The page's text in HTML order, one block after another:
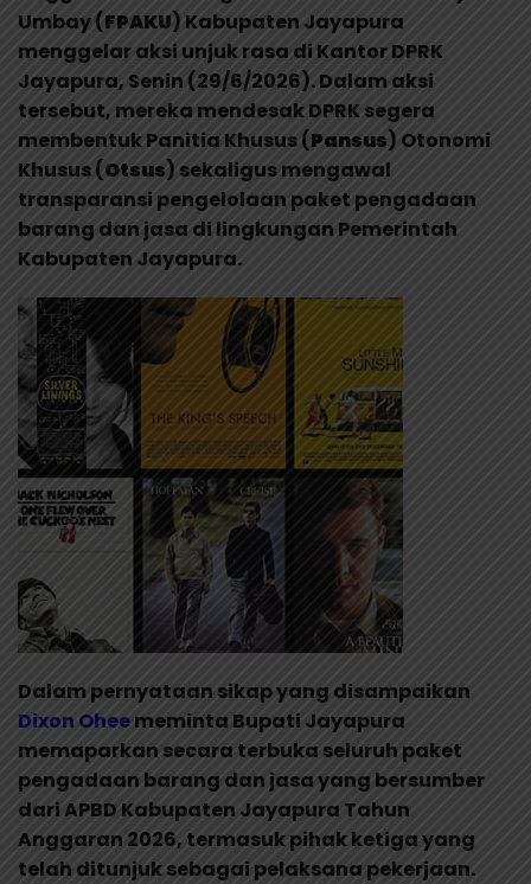
Umbay (FPAKU) Kabupaten Jayapura
menggelar aksi unjuk rasa di Kantor DPRK
Jayapura, Senin (29/6/2026). Dalam aksi
tersebut, mereka mendesak DPRK segera
membentuk Panitia Khusus (Pansus) Otonomi
Khusus (Otsus) sekaligus mengawal
transparansi pengelolaan paket pengadaan
barang dan jasa di lingkungan Pemerintah
Kabupaten Jayapura.
Dalam pernyataan sikap yang disampaikan
Dixon Oheememinta Bupati Jayapura
memaparkan secara terbuka seluruh paket
pengadaan barang dan jasa yang bersumber
dari APBD Kabupaten Jayapura Tahun
Anggaran 2026, termasuk pihak ketiga yang
telah ditunjuk sebagai pelaksana pekerjaan.